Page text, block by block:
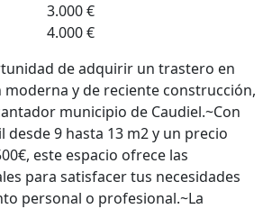
3.000 €
4.000 €
de adquirir un trastero en
y de reciente construcción,
municipio de Caudiel.~Con
desde 9 hasta 13 m2 y un precio
este espacio ofrece las
para satisfacer tus necesidades
personal o profesional.~La